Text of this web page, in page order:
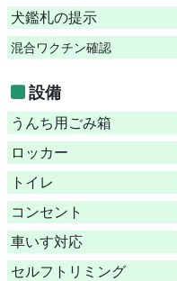
犬鑑札の提示
混合ワクチン確認
設備
うんち用ごみ箱
ロッカー
トイレ
コンセント
車いす対応
セルフトリミング